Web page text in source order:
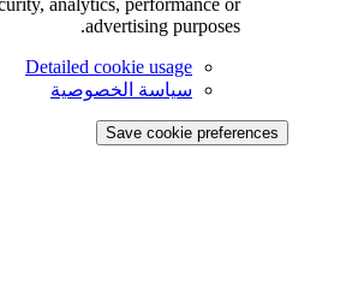
analytics, performance or
advertising purposes.
Detailed cookie usage
سياسة الخصوصية
Save cookie preferences